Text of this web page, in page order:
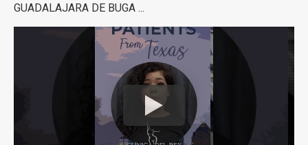
GUADALAJARA DE BUGA ...